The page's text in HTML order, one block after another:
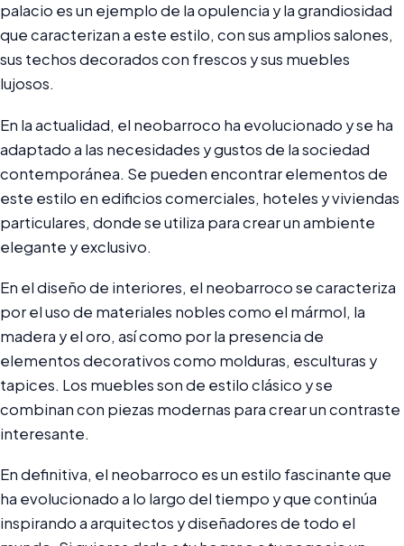
palacio es un ejemplo de la opulencia y la grandiosidad
que caracterizan a este estilo, con sus amplios salones,
sus techos decorados con frescos y sus muebles
lujosos.
En la actualidad, el neobarroco ha evolucionado y se ha
adaptado a las necesidades y gustos de la sociedad
contemporánea. Se pueden encontrar elementos de
este estilo en edificios comerciales, hoteles y viviendas
particulares, donde se utiliza para crear un ambiente
elegante y exclusivo.
En el diseño de interiores, el neobarroco se caracteriza
por el uso de materiales nobles como el mármol, la
madera y el oro, así como por la presencia de
elementos decorativos como molduras, esculturas y
tapices. Los muebles son de estilo clásico y se
combinan con piezas modernas para crear un contraste
interesante.
En definitiva, el neobarroco es un estilo fascinante que
ha evolucionado a lo largo del tiempo y que continúa
inspirando a arquitectos y diseñadores de todo el